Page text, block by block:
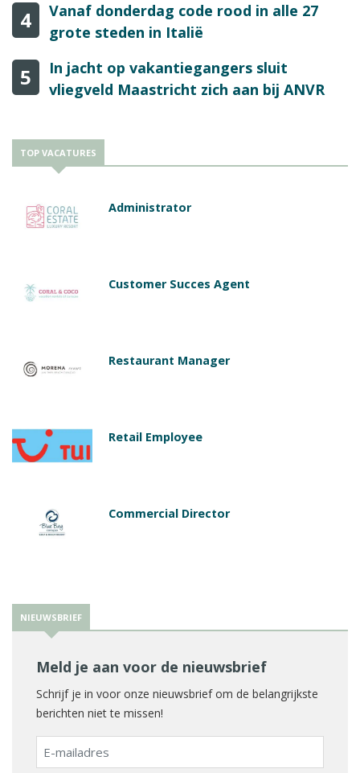
4
Vanaf donderdag code rood in alle 27
grote steden in Italië
5
In jacht op vakantiegangers sluit
vliegveld Maastricht zich aan bij ANVR
TOP VACATURES
Administrator
Customer Succes Agent
Restaurant Manager
Retail Employee
Commercial Director
NIEUWSBRIEF
Meld je aan voor de nieuwsbrief
Schrijf je in voor onze nieuwsbrief om de belangrijkste
berichten niet te missen!
E-
mailadres